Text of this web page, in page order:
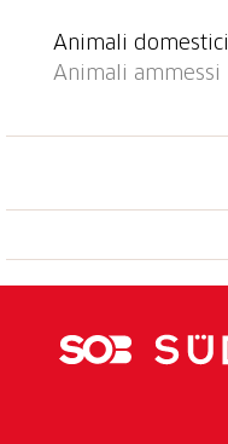
Animali domestici
Animali ammessi